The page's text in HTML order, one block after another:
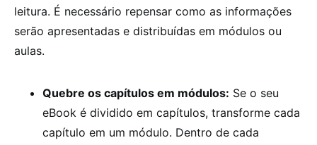
leitura. É necessário repensar como as informações
serão apresentadas e distribuídas em módulos ou
aulas.
Quebre os capítulos em módulos: Se o seu
eBook é dividido em capítulos, transforme cada
capítulo em um módulo. Dentro de cada